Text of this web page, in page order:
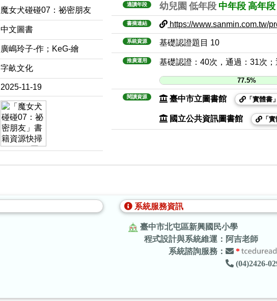
魔女犬碰碰07：祕密朋友
中文圖書
廣嶋玲子-作；KeG-繪
字畝文化
2025-11-19
適讀年段 幼兒園 低年段 中年段 高年段
書摘連結 https://www.sanmin.com.tw/
系統資源 基礎認證題目 10
推廣運用 基礎認證：40次，通過：31次；
77.5%
閱讀資源 臺中市立圖書館 「實體書
國立公共資訊圖書館 「實
系統服務資訊
臺中市北屯區新興國民小學
程式設計與系統維運：阿吉老師
系統諮詢服務：
*
(04)2426-